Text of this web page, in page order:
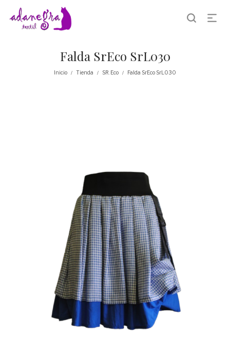
Falda SrEco SrL030
Inicio / Tienda / SR. Eco / Falda SrEco SrL030